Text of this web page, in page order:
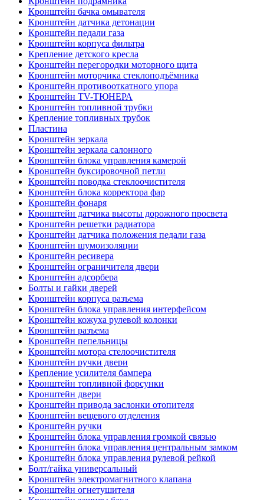
Кронштейн бачка омывателя
Кронштейн датчика детонации
Кронштейн педали газа
Кронштейн корпуса фильтра
Крепление детского кресла
Кронштейн перегородки моторного щита
Кронштейн моторчика стеклоподъёмника
Кронштейн противооткатного упора
Кронштейн TV-ТЮНЕРА
Кронштейн топливной трубки
Крепление топливных трубок
Пластина
Кронштейн зеркала
Кронштейн зеркала салонного
Кронштейн блока управления камерой
Кронштейн буксировочной петли
Кронштейн поводка стеклоочистителя
Кронштейн блока корректора фар
Кронштейн фонаря
Кронштейн датчика высоты дорожного просвета
Кронштейн решетки радиатора
Кронштейн датчика положения педали газа
Кронштейн шумоизоляции
Кронштейн ресивера
Кронштейн ограничителя двери
Кронштейн адсорбера
Болты и гайки дверей
Кронштейн корпуса разъема
Кронштейн блока управления интерфейсом
Кронштейн кожуха рулевой колонки
Кронштейн разъема
Кронштейн пепельницы
Кронштейн мотора стелоочистителя
Кронштейн ручки двери
Крепление усилителя бампера
Кронштейн топливной форсунки
Кронштейн двери
Кронштейн привода заслонки отопителя
Кронштейн вещевого отделения
Кронштейн ручки
Кронштейн блока управления громкой связью
Кронштейн блока управления центральным замком
Кронштейн блока управления рулевой рейкой
Болт/гайка универсальный
Кронштейн электромагнитного клапана
Кронштейн огнетушителя